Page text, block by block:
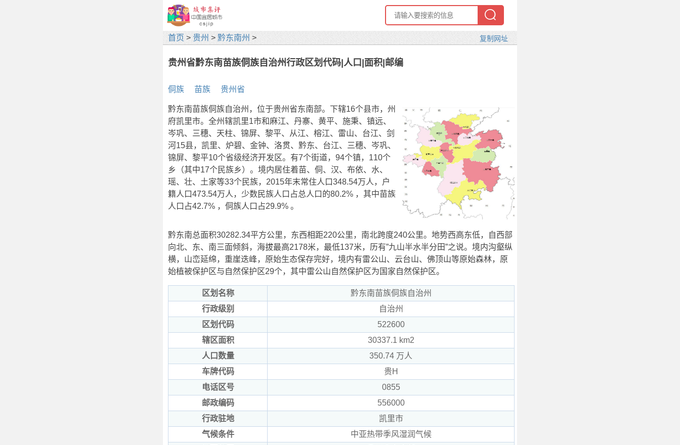
首页 > 贵州 > 黔东南州 >
贵州省黔东南苗族侗族自治州行政区划代码|人口|面积|邮编
侗族 苗族 贵州省
黔东南苗族侗族自治州，位于贵州省东南部。下辖16个县市，州
府凯里市。全州辖凯里1市和麻江、丹寨、黄平、施秉、镇远、
岑巩、三穗、天柱、锦屏、黎平、从江、榕江、雷山、台江、剑
河15县，凯里、炉碧、金钟、洛贯、黔东、台江、三穗、岑巩、
锦屏、黎平10个省级经济开发区。有7个街道，94个镇，110个
乡（其中17个民族乡）。境内居住着苗、侗、汉、布依、水、
瑶、壮、土家等33个民族，2015年末常住人口348.54万人，户
籍人口473.54万人，少数民族人口占总人口的80.2% ，其中苗族
人口占42.7% ，侗族人口占29.9% 。
黔东南总面积30282.34平方公里，东西相距220公里，南北跨度240公里。地势西高东低，自西部
向北、东、南三面倾斜，海拔最高2178米，最低137米，历有”九山半水半分田”之说。境内沟壑纵
横，山峦延绵，重崖迭峰，原始生态保存完好，境内有雷公山、云台山、佛顶山等原始森林，原
始植被保护区与自然保护区29个，其中雷公山自然保护区为国家自然保护区。
区划名称
黔东南苗族侗族自治州
行政级别
自治州
区划代码
522600
辖区面积
30337.1 km2
人口数量
350.74 万人
车牌代码
贵H
电话区号
0855
邮政编码
556000
行政驻地
凯里市
气候条件
中亚热带季风湿润气候